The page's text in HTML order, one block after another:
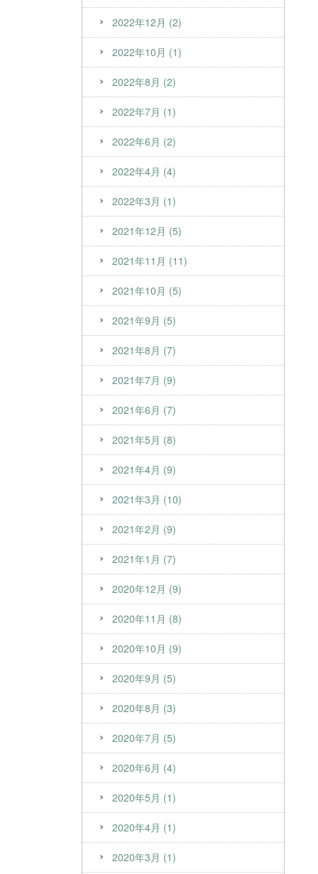
2022年12月 (2)
2022年10月 (1)
2022年8月 (2)
2022年7月 (1)
2022年6月 (2)
2022年4月 (4)
2022年3月 (1)
2021年12月 (5)
2021年11月 (11)
2021年10月 (5)
2021年9月 (5)
2021年8月 (7)
2021年7月 (9)
2021年6月 (7)
2021年5月 (8)
2021年4月 (9)
2021年3月 (10)
2021年2月 (9)
2021年1月 (7)
2020年12月 (9)
2020年11月 (8)
2020年10月 (9)
2020年9月 (5)
2020年8月 (3)
2020年7月 (5)
2020年6月 (4)
2020年5月 (1)
2020年4月 (1)
2020年3月 (1)